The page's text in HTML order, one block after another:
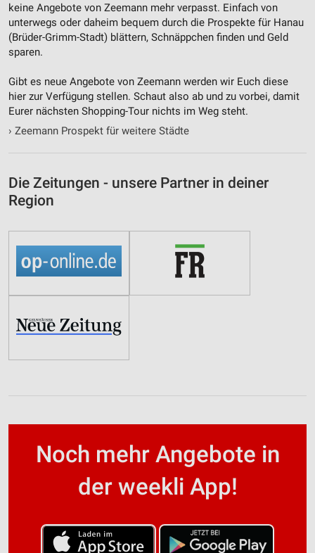
keine Angebote von Zeemann mehr verpasst. Einfach von
unterwegs oder daheim bequem durch die Prospekte für Hanau
(Brüder-Grimm-Stadt) blättern, Schnäppchen finden und Geld
sparen.
Gibt es neue Angebote von Zeemann werden wir Euch diese
hier zur Verfügung stellen. Schaut also ab und zu vorbei, damit
Eurer nächsten Shopping-Tour nichts im Weg steht.
› Zeemann Prospekt für weitere Städte
Die Zeitungen - unsere Partner in deiner
Region
Noch mehr Angebote in
der weekli App!
Geräte anhand von aktiv angeforderten
Informationen identifizieren
Nicht-IAB-Verarbeitungszwecke:
Performance
Funktional